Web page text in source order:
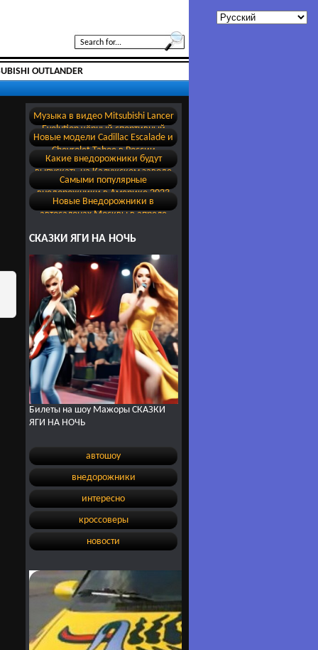
OUTLANDER
Музыка в видео Mitsubishi Lancer
Evolution чёрный спортивный
обвес
Новые модели Cadillac Escalade и
Chevrolet Tahoe в России
Какие внедорожники будут
выпускать на Калужском заводе
бывшего Volkswagen
Самыми популярные
внедорожники в Америке 2023
Новые Внедорожники в
автосалонах Москвы в апреле
СКАЗКИ ЯГИ НА НОЧЬ
Билеты на шоу Мажоры СКАЗКИ
ЯГИ НА НОЧЬ
автошоу
внедорожники
интересно
кроссоверы
новости